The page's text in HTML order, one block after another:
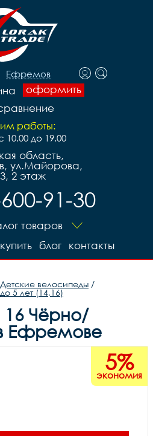
Ефремов
оформить
работы:
10.00 до 19.00
область,
ул.Майорова,
2 этаж
91-30
товаров
контакты
блог
Детские велосипеды /
5 лет (14,16)
16 Чёрно/
Ефремове
5%
экономия